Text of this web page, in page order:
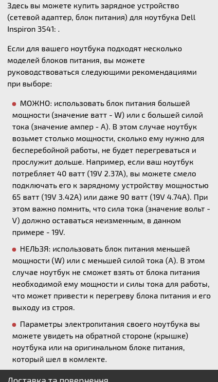
Здесь вы можете купить зарядное устройство
(сетевой адаптер, блок питания) для ноутбука Dell
Inspiron 3541: .
Если для вашего ноутбука подходят несколько
моделей блоков питания, вы можете
руководствоваться следующими рекомендациями
при выборе:
МОЖНО: использовать блок питания большей
мощности (значение ватт - W) или с большей силой
тока (значение ампер - А). В этом случае ноутбук
возьмет столько мощности, сколько ему нужно для
бесперебойной работы, не будет перегреваться и
прослужит дольше. Например, если ваш ноутбук
потребляет 40 ватт (19V 2.37A), вы можете смело
подключать его к зарядному устройству мощностью
65 ватт (19V 3.42A) или даже 90 ватт (19V 4.74A). При
этом важно помнить, что сила тока (значение вольт -
V) должно оставаться неизменным, в данном
примере - 19V.
НЕЛЬЗЯ: использовать блок питания меньшей
мощности (W) или с меньшей силой тока (А). В этом
случае ноутбук не сможет взять от блока питания
необходимой ему мощности и силы тока для работы,
что может привести к перегреву блока питания и его
выходу из строя.
Параметры электропитания своего ноутбука вы
можете увидеть на обратной стороне (крышке)
ноутбука или на оригинальном блоке питания,
который шел в комлекте.